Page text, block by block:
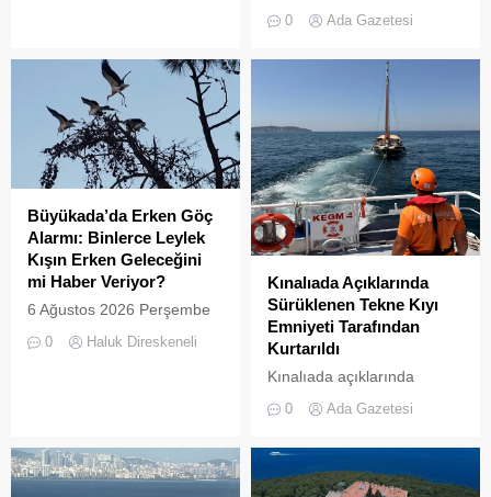
saniye saniye yansıdı.
Yeşille mavinin kucaklaştığı,
İstanbulluların nefes almak
için akın ettiği Heybeliada
Çamlimanı, bugünlerde
eşsiz manzarasıyla değil,
kirliliğiyle gündemde. Bir
vatandaş tarafından...
biriken çöpler vatandaşların
tepkisine neden
aylarında hem yerli hem de
yabancı turistlerin akınına
uğrayan Büyükada’da,
çevre temizliği konusunda
yaşanan aksaklıklar adeta
pes dedirtti. Adanın tarihi ve
doğal güzellikleriyle süslü
sokaklarından yansıyan son
görüntüler, çevre sağlığı
açısından tehlike çanlarının
çaldığını gösteriyor. Çöpler
Konteynerlere Sığmıyor,...
0 Ada Gazetesi
Büyükada’da Erken Göç
Alarmı: Binlerce Leylek
Kışın Erken Geleceğini
mi Haber Veriyor?
6 Ağustos 2026 Perşembe
14:00 sularında Büyükada
0 Haluk Direskeneli
Kınalıada Açıklarında
Sürüklenen Tekne Kıyı
Emniyeti Tarafından
Kurtarıldı
Kınalıada açıklarında
makine arızası nedeniyle
denizde mahsur kalan bir
ekiplerinin zamanında
0 Ada Gazetesi